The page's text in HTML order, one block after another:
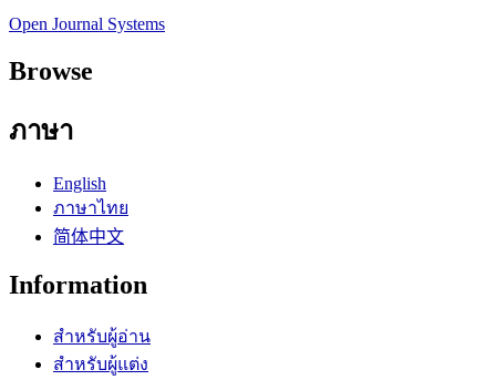
Open Journal Systems
Browse
ภาษา
English
ภาษาไทย
简体中文
Information
สำหรับผู้อ่าน
สำหรับผู้แต่ง